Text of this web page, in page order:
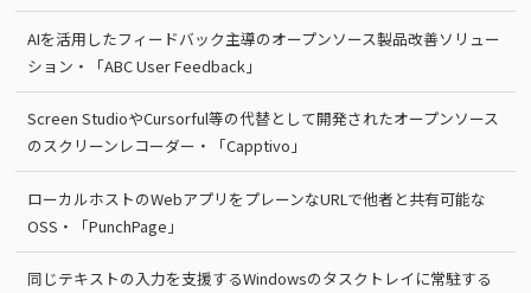
AIを活用したフィードバック主導のオープンソース製品改善ソリュー
ション・「ABC User Feedback」
Screen StudioやCursorful等の代替として開発されたオープンソース
のスクリーンレコーダー・「Capptivo」
ローカルホストのWebアプリをプレーンなURLで他者と共有可能な
OSS・「PunchPage」
同じテキストの入力を支援するWindowsのタスクトレイに常駐する